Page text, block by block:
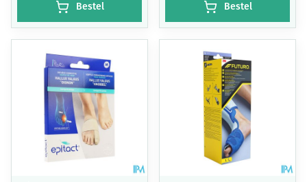
Bestel Bestel